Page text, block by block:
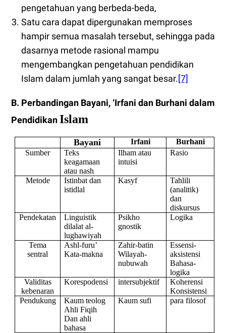
pengetahuan yang berbeda-beda,
Satu cara dapat dipergunakan memproses
hampir semua masalah tersebut, sehingga pada
dasarnya metode rasional mampu
mengembangkan pengetahuan pendidikan
Islam dalam jumlah yang sangat besar.[7]
B. Perbandingan Bayani, ‘Irfani dan Burhani dalam
PendidikanIslam
Bayani Irfani
Burhani
Sumber
Teks
keagamaan
atau nash
Ilham atau
intuisi
Rasio
Metode
Istinbat dan
istidlal
Kasyf
Tahlili
(analitik)
dan
diskursus
Pendekatan
Linguistik
dilalat al-
lughawiyah
Psikho
gnostik
Logika
Tema
sentral
Ashl-furu’
Kata-makna
Zahir-batin
Wilayah-
nubuwah
Essensi-
aksistensi
Bahasa-
logika
Validitas
kebenaran
Korespodensi intersubjektif
Koherensi
Konsistensi
Pendukung
Kaum teolog
Ahli Fiqih
Dan ahli
bahasa
Kaum sufi para filosof